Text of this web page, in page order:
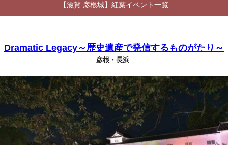
【滋賀 彦根城】紅葉イベント一覧
Dramatic Legacy～歴史遺産で発信するものがたり～
彦根・長浜